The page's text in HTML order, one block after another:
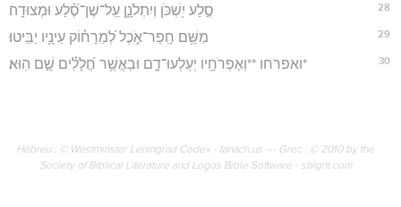
28 סֶ֣לַע יִ֭שְׁכֹּן וְיִתְלֹנָ֑ן עַֽל־שֶׁן־סֶ֝֗לַע וּמְצוּדָֽה׃
29 מִשָּׁ֥ם חָֽפַר־אֹ֑כֶל לְ֝מֵרָח֗וֹק עֵינָ֥יו יַבִּֽיטוּ׃
30 *ואפרחו **וְאֶפְרֹחָ֥יו יְעַלְעוּ־דָ֑ם וּבַאֲשֶׁ֥ר חֲ֝לָלִ֗ים שָׁ֣ם הֽוּא׃
Hébreu : © Westminster Leningrad Codex - tanach.us --- Grec : © 2010 by the
Society of Biblical Literature and Logos Bible Software - sblgnt.com